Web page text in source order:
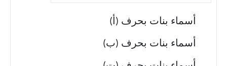
أسماء بنات بحرف (أ)
أسماء بنات بحرف (ب)